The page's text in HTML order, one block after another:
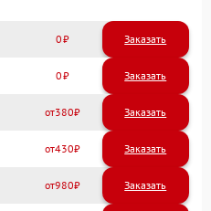
0 Заказать
0 Заказать
380
430
980